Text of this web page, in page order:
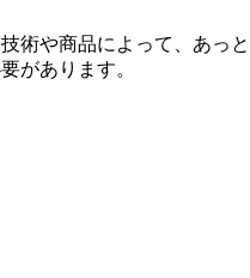
術や商品によって、あっ
があります。